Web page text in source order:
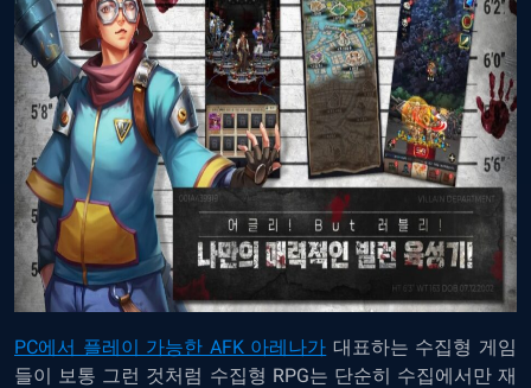
PC에서 플레이 가능한 AFK 아레나가 대표하는 수집형 게임
들이 보통 그런 것처럼 수집형 RPG는 단순히 수집에서만 재